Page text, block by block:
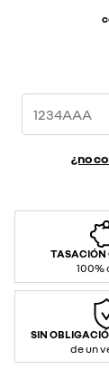
¿no
TASACIÓN
100%
SIN
de un